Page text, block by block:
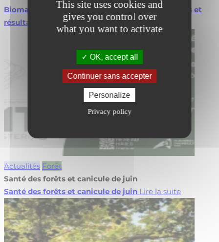
This site uses cookies and
gives you control over
what you want to activate
OK, accept all
Continuer sans accepter
Personalize
Privacy policy
Biomasse en agroforesterie : valorisez vos projets et
résultats
Lire la suite
Actualités Forêt
Santé des forêts et canicule de juin
Santé des forêts et canicule de juin Lire la suite